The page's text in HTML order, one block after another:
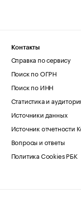
Контакты
Справка по сервису
Поиск по ОГРН
Поиск по ИНН
Статистика и
Источники данных
Источник отчетности
Вопросы и ответы
Политика Cookies РБК